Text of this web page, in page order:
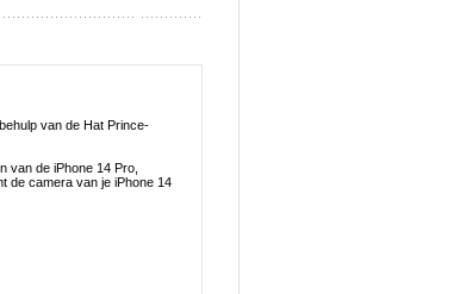
van de Hat Prince-
van de iPhone 14 Pro,
de camera van je iPhone 14